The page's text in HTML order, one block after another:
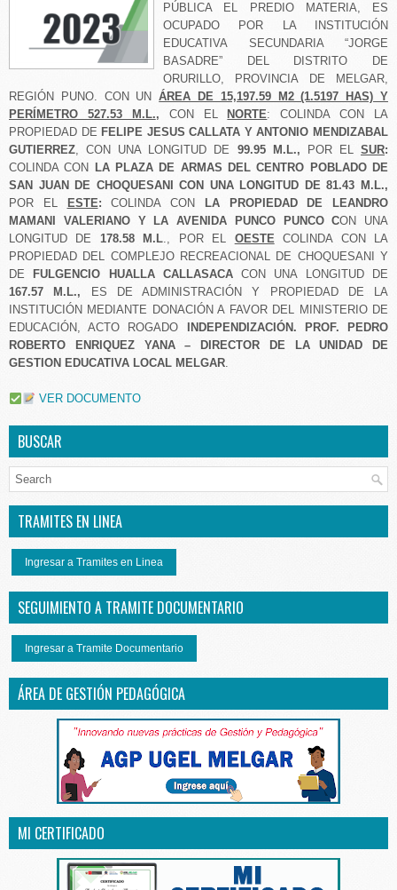
PÚBLICA EL PREDIO MATERIA, ES
OCUPADO POR LA INSTITUCIÓN
EDUCATIVA SECUNDARIA “JORGE
BASADRE” DEL DISTRITO DE
ORURILLO, PROVINCIA DE MELGAR,
REGIÓN PUNO. CON UNÁREA DE 15,197.59 M2 (1.5197 HAS) Y
PERÍMETRO 527.53 M.L., CON EL NORTE: COLINDA CON LA
PROPIEDAD DE FELIPE JESUS CALLATA Y ANTONIO MENDIZABAL
GUTIERREZ, CON UNA LONGITUD DE 99.95 M.L., POR ELSUR:
COLINDA CON LA PLAZA DE ARMAS DEL CENTRO POBLADO DE
SAN JUAN DE CHOQUESANI CON UNA LONGITUD DE 81.43 M.L.,
POR EL
ESTE:COLINDA CON
LA PROPIEDAD DE LEANDRO
MAMANI VALERIANO Y LA AVENIDA PUNCO PUNCO CON UNA
LONGITUD DE 178.58 M.L., POR EL OESTECOLINDA CON LA
PROPIEDAD DEL COMPLEJO RECREACIONAL DE CHOQUESANI Y
DE
FULGENCIO HUALLA CALLASACACON UNA LONGITUD DE
167.57 M.L., ES DE ADMINISTRACIÓN Y PROPIEDAD DE LA
INSTITUCIÓN MEDIANTE DONACIÓN A FAVOR DEL MINISTERIO DE
EDUCACIÓN, ACTO ROGADO
INDEPENDIZACIÓN.
PROF. PEDRO
ROBERTO ENRIQUEZ YANA – DIRECTOR DE LA UNIDAD DE
GESTION EDUCATIVA LOCAL MELGAR.
VER DOCUMENTO
BUSCAR
TRAMITES EN LINEA
Ingresar a Tramites en Linea
SEGUIMIENTO A TRAMITE DOCUMENTARIO
Ingresar a Tramite Documentario
ÁREA DE GESTIÓN PEDAGÓGICA
MI CERTIFICADO